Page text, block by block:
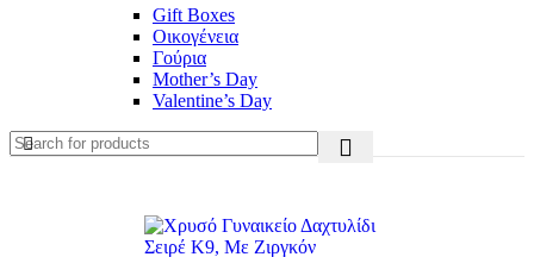
Gift Boxes
Οικογένεια
Γούρια
Mother’s Day
Valentine’s Day